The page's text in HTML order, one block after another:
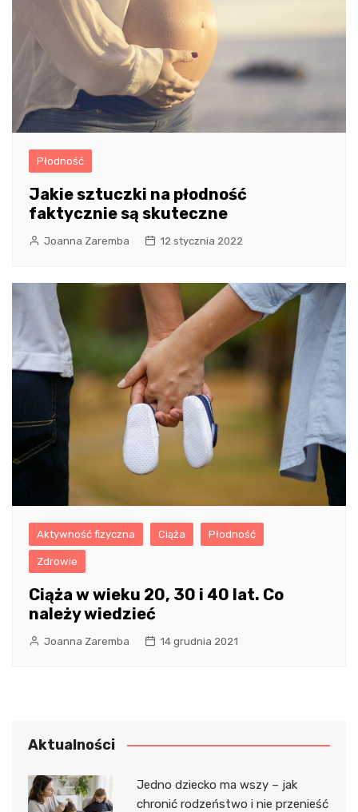
Płodność
Jakie sztuczki na płodność
faktycznie są skuteczne
Joanna Zaremba 12 stycznia 2022
Aktywność fizyczna Ciąża Płodność
Zdrowie
Ciąża w wieku 20, 30 i 40 lat. Co
należy wiedzieć
Joanna Zaremba 14 grudnia 2021
Aktualności
Jedno dziecko ma wszy – jak
chronić rodzeństwo i nie przenieść